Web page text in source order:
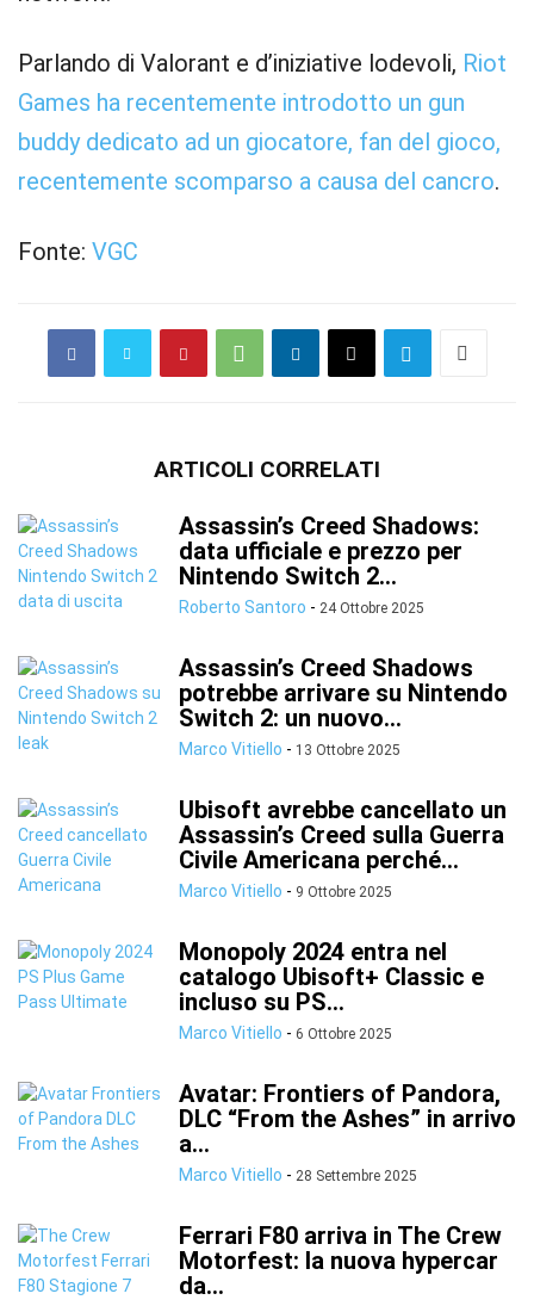
Parlando di Valorant e d’iniziative lodevoli, Riot
Games ha recentemente introdotto un gun
buddy dedicato ad un giocatore, fan del gioco,
recentemente scomparso a causa del cancro.
Fonte: VGC
ARTICOLI CORRELATI
Assassin’s Creed Shadows:
data ufficiale e prezzo per
Nintendo Switch 2...
Roberto Santoro - 24 Ottobre 2025
Assassin’s Creed Shadows
potrebbe arrivare su Nintendo
Switch 2: un nuovo...
Marco Vitiello - 13 Ottobre 2025
Ubisoft avrebbe cancellato un
Assassin’s Creed sulla Guerra
Civile Americana perché...
Marco Vitiello - 9 Ottobre 2025
Monopoly 2024 entra nel
catalogo Ubisoft+ Classic e
incluso su PS...
Marco Vitiello - 6 Ottobre 2025
Avatar: Frontiers of Pandora,
DLC “From the Ashes” in arrivo
a...
Marco Vitiello - 28 Settembre 2025
Ferrari F80 arriva in The Crew
Motorfest: la nuova hypercar
da...